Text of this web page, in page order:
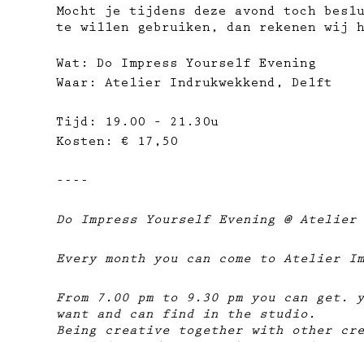
Mocht je tijdens deze avond toch
te willen gebruiken, dan rekenen wij
Wat: Do Impress Yourself Evening
Waar: Atelier Indrukwekkend, Delft
Tijd: 19.00 – 21.30u
Kosten: € 17,50
----
Do Impress Yourself Evening @ Atelier
Every month you can come to Atelier
From 7.00 pm to 9.30 pm you can
want and can find in the studio.
Being creative together with other